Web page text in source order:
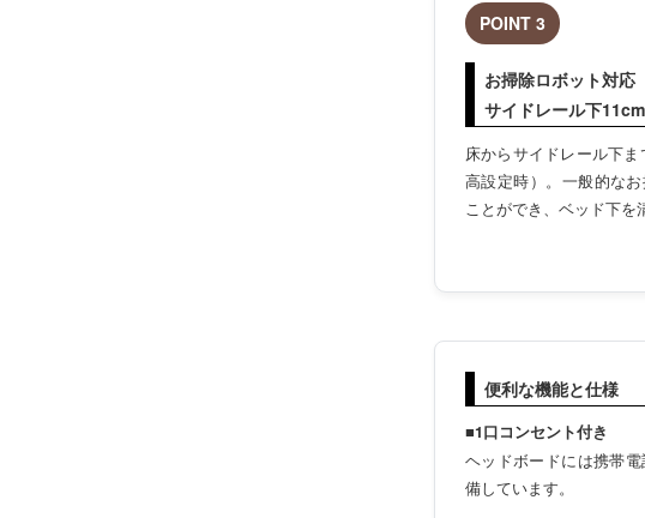
POINT 3
お掃除ロボット対応
サイドレール下11cm
床からサイドレール下
高設定時）。一般的な
ことができ、ベッド下を
便利な機能と仕様
■1口コンセント付き
ヘッドボードには携帯
備しています。